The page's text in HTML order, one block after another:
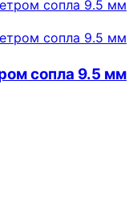
сопла 9.5 мм